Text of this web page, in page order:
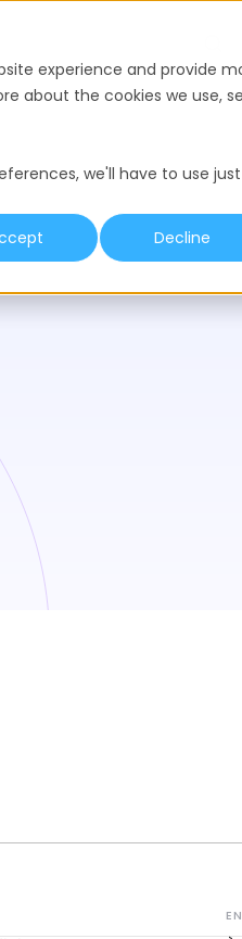
experience and provide
about the cookies we use,
we'll have to use just
Decline